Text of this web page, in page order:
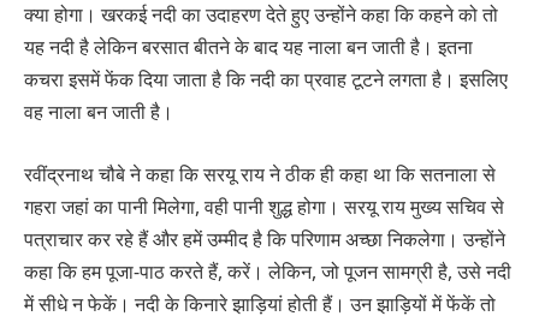
क्या होगा। खरकई नदी का उदाहरण देते हुए उन्होंने कहा कि कहने को तो
यह नदी है लेकिन बरसात बीतने के बाद यह नाला बन जाती है। इतना
कचरा इसमें फेंक दिया जाता है कि नदी का प्रवाह टूटने लगता है। इसलिए
वह नाला बन जाती है।
रवींद्रनाथ चौबे ने कहा कि सरयू राय ने ठीक ही कहा था कि सतनाला से
गहरा जहां का पानी मिलेगा, वही पानी शुद्ध होगा। सरयू राय मुख्य सचिव से
पत्राचार कर रहे हैं और हमें उम्मीद है कि परिणाम अच्छा निकलेगा। उन्होंने
कहा कि हम पूजा-पाठ करते हैं, करें। लेकिन, जो पूजन सामग्री है, उसे नदी
में सीधे न फेकें। नदी के किनारे झाड़ियां होती हैं। उन झाड़ियों में फेंकें तो